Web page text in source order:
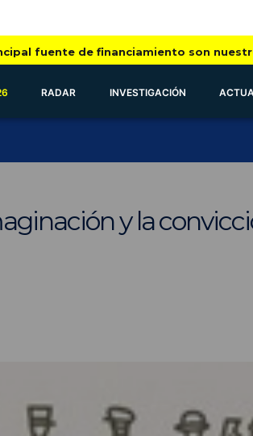
fuente de financiamiento son
RADAR INVESTIGACIÓN
y la